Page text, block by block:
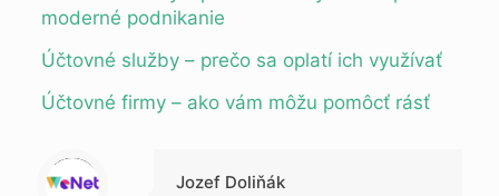
moderné podnikanie
Účtovné služby – prečo sa oplatí ich využívať
Účtovné firmy – ako vám môžu pomôcť rásť
Warning
: Trying to access array offset on null in
/data/1/d/1da9a732-fb3a-4804-a40f-d46885ca54ae/lajk.online/web/wp-content/themes/betheme-child/includes/content-single.php
on line
286
Jozef Doliňák